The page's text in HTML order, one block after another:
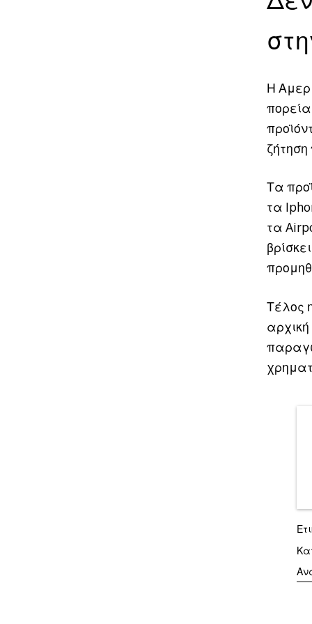
Η
Τα
τα
τα
Τέλος